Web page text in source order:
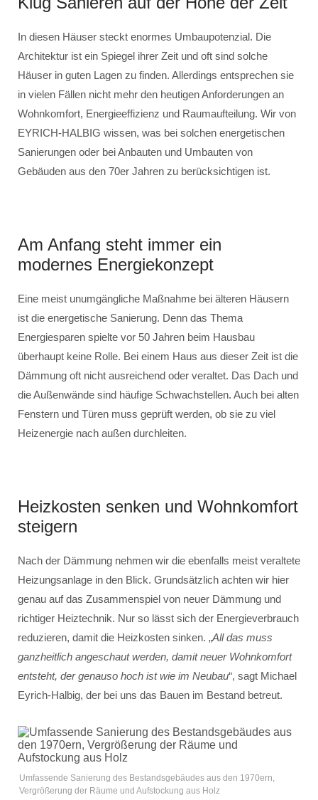
In diesen Häuser steckt enormes Umbaupotenzial. Die
Architektur ist ein Spiegel ihrer Zeit und oft sind solche
Häuser in guten Lagen zu finden. Allerdings entsprechen sie
in vielen Fällen nicht mehr den heutigen Anforderungen an
Wohnkomfort, Energieeffizienz und Raumaufteilung. Wir von
EYRICH-HALBIG wissen, was bei solchen energetischen
Sanierungen oder bei Anbauten und Umbauten von
Gebäuden aus den 70er Jahren zu berücksichtigen ist.
Am Anfang steht immer ein
modernes Energiekonzept
Eine meist unumgängliche Maßnahme bei älteren Häusern
ist die energetische Sanierung. Denn das Thema
Energiesparen spielte vor 50 Jahren beim Hausbau
überhaupt keine Rolle. Bei einem Haus aus dieser Zeit ist die
Dämmung oft nicht ausreichend oder veraltet. Das Dach und
die Außenwände sind häufige Schwachstellen. Auch bei alten
Fenstern und Türen muss geprüft werden, ob sie zu viel
Heizenergie nach außen durchleiten.
Heizkosten senken und Wohnkomfort
steigern
Nach der Dämmung nehmen wir die ebenfalls meist veraltete
Heizungsanlage in den Blick. Grundsätzlich achten wir hier
genau auf das Zusammenspiel von neuer Dämmung und
richtiger Heiztechnik. Nur so lässt sich der Energieverbrauch
reduzieren, damit die Heizkosten sinken. „All das muss
ganzheitlich angeschaut werden, damit neuer Wohnkomfort
entsteht, der genauso hoch ist wie im Neubau“, sagt Michael
Eyrich-Halbig, der bei uns das Bauen im Bestand betreut.
Umfassende Sanierung des Bestandsgebäudes aus den 1970ern,
Vergrößerung der Räume und Aufstockung aus Holz